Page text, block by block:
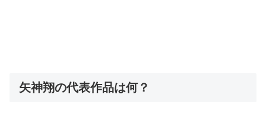
矢神翔の代表作品は何？